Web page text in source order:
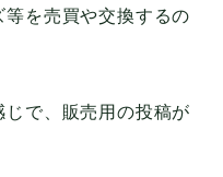
を売買や交換するの
で、販売用の投稿が